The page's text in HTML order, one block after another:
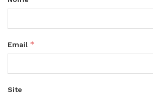
Email *
Site